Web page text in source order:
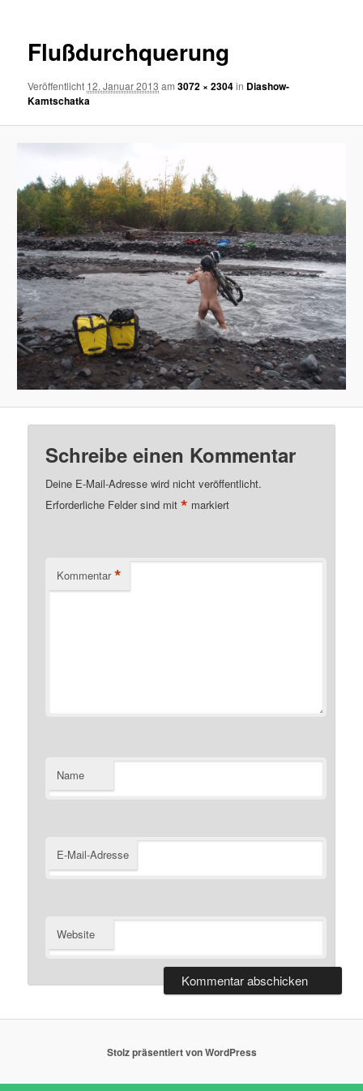
Flußdurchquerung
Veröffentlicht 12. Januar 2013 am3072 × 2304in Diashow-
Kamtschatka
Schreibe einen Kommentar
Deine E-Mail-Adresse wird nicht veröffentlicht.
Erforderliche Felder sind mit* markiert
Kommentar *
Name
E-Mail-Adresse
Website
Stolz präsentiert von WordPress